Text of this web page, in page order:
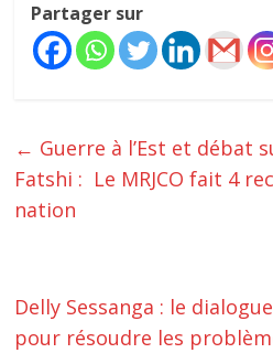
Partager sur
← ‎Guerre à l’Est et débat
Fatshi : Le MRJCO fait 4
nation ‎‎
‎Delly Sessanga : le
pour résoudre les